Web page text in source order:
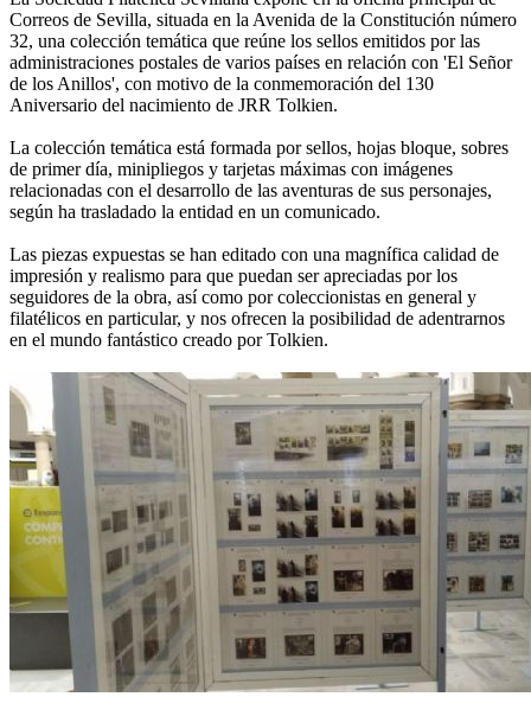
Correos de Sevilla, situada en la Avenida de la Constitución número
32, una colección temática que reúne los sellos emitidos por las
administraciones postales de varios países en relación con 'El Señor
de los Anillos', con motivo de la conmemoración del 130
Aniversario del nacimiento de JRR Tolkien.
La colección temática está formada por sellos, hojas bloque, sobres
de primer día, minipliegos y tarjetas máximas con imágenes
relacionadas con el desarrollo de las aventuras de sus personajes,
según ha trasladado la entidad en un comunicado.
Las piezas expuestas se han editado con una magnífica calidad de
impresión y realismo para que puedan ser apreciadas por los
seguidores de la obra, así como por coleccionistas en general y
filatélicos en particular, y nos ofrecen la posibilidad de adentrarnos
en el mundo fantástico creado por Tolkien.